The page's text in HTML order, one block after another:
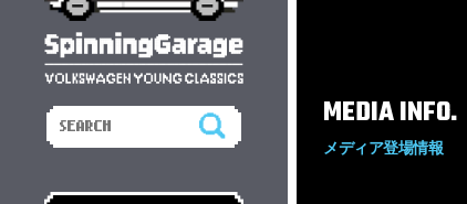
MEDIA INFO.
メディア登場情報